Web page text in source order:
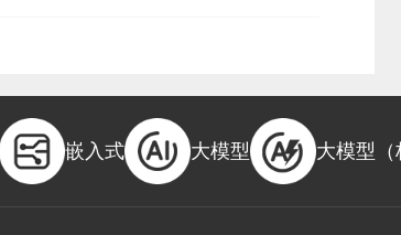
嵌入式 大模型 大模型（